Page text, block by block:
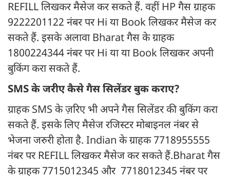
REFILL लिखकर मैसेज कर सकते हैं. वहीं HP गैस ग्राहक
9222201122 नंबर पर Hi या Book लिखकर मैसेज कर
सकते हैं. इसके अलावा Bharat गैस के ग्राहक
1800224344 नंबर पर Hi या या Book लिखकर अपनी
बुकिंग करा सकते हैं.
SMS के जरीए कैसे गैस सिलेंडर बुक कराए?
ग्राहक SMS के ज़रिए भी अपने गैस सिलेंडर की बुकिंग करा
सकते हैं. इसके लिए मैसेज रजिस्टर मोबाइनल नंबर से
भेजना जरुरी होता है. Indian के ग्राहक 7718955555
नंबर पर REFILL लिखकर मैसेज कर सकते हैं.Bharat गैस
के ग्राहक 7715012345 और 7718012345 नंबर पर